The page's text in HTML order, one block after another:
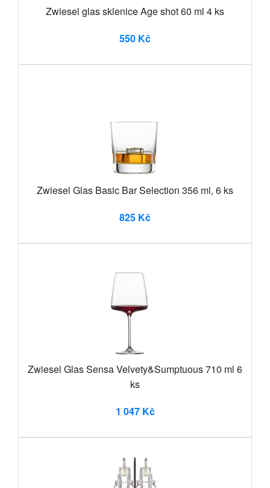
Zwiesel glas sklenice Age shot 60 ml 4 ks
550 Kč
Zwiesel Glas Basic Bar Selection 356 ml, 6 ks
825 Kč
Zwiesel Glas Sensa Velvety&Sumptuous 710 ml 6
ks
1 047 Kč